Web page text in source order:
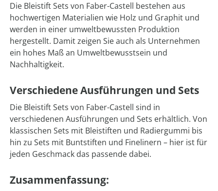
Die Bleistift Sets von Faber-Castell bestehen aus
hochwertigen Materialien wie Holz und Graphit und
werden in einer umweltbewussten Produktion
hergestellt. Damit zeigen Sie auch als Unternehmen
ein hohes Maß an Umweltbewusstsein und
Nachhaltigkeit.
Verschiedene Ausführungen und Sets
Die Bleistift Sets von Faber-Castell sind in
verschiedenen Ausführungen und Sets erhältlich. Von
klassischen Sets mit Bleistiften und Radiergummi bis
hin zu Sets mit Buntstiften und Finelinern – hier ist für
jeden Geschmack das passende dabei.
Zusammenfassung: